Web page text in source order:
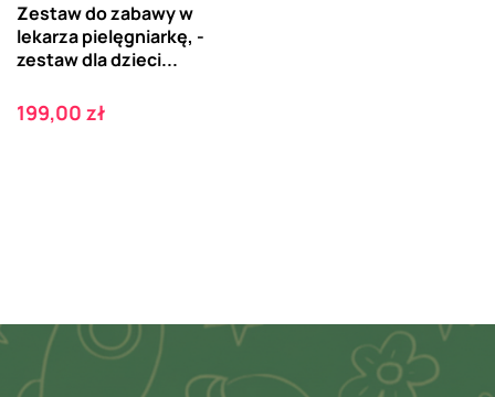
Zestaw do zabawy w
lekarza pielęgniarkę, -
zestaw dla dzieci...
Cena
199,00 zł